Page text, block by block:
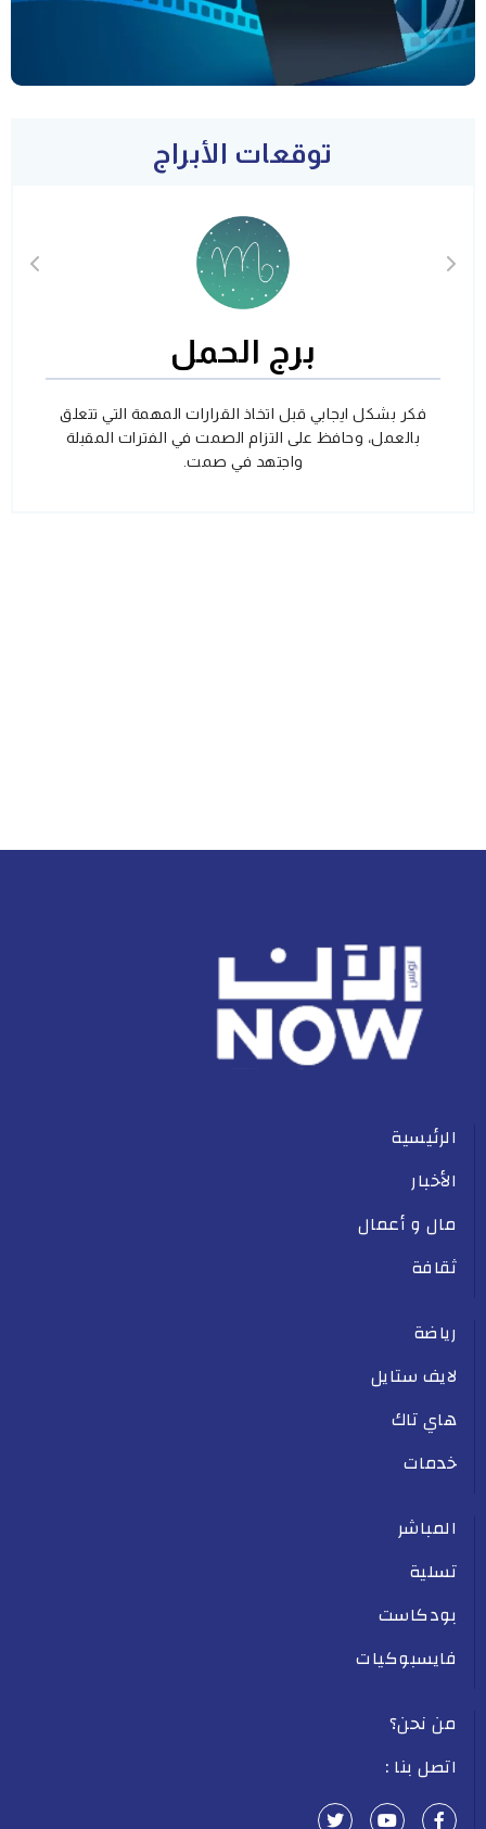
توقعات الأبراج
برج الحمل
فكر بشكل ايجابي قبل اتخاذ القرارات المهمة التي تتعلق
بالعمل، وحافظ على التزام الصمت في الفترات المقبلة
واجتهد في صمت.
الرئيسية
الأخبار
مال و أعمال
ثقافة
رياضة
لايف ستايل
هاي تاك
خدمات
المباشر
تسلية
بودكاست
فايسبوكيات
من نحن؟
اتصل بنا :